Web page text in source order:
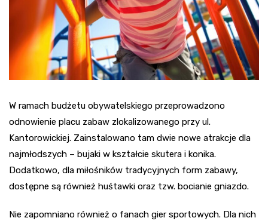
W ramach budżetu obywatelskiego przeprowadzono
odnowienie placu zabaw zlokalizowanego przy ul.
Kantorowickiej. Zainstalowano tam dwie nowe atrakcje dla
najmłodszych – bujaki w kształcie skutera i konika.
Dodatkowo, dla miłośników tradycyjnych form zabawy,
dostępne są również huśtawki oraz tzw. bocianie gniazdo.
Nie zapomniano również o fanach gier sportowych. Dla nich